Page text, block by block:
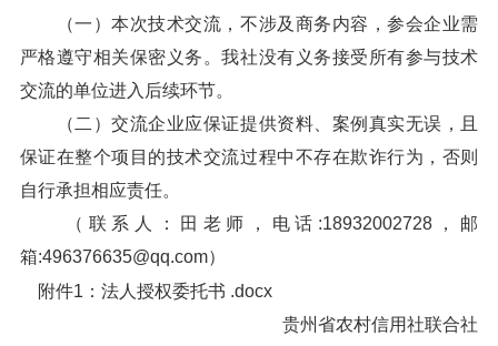
（一）本次技术交流，不涉及商务内容，参会企业需
严格遵守相关保密义务。我社没有义务接受所有参与技术
交流的单位进入后续环节。
（二）交流企业应保证提供资料、案例真实无误，且
保证在整个项目的技术交流过程中不存在欺诈行为，否则
自行承担相应责任。
（联系人：田老师，电话:18932002728，邮
箱:496376635@qq.com）
附件1：法人授权委托书 .docx
贵州省农村信用社联合社